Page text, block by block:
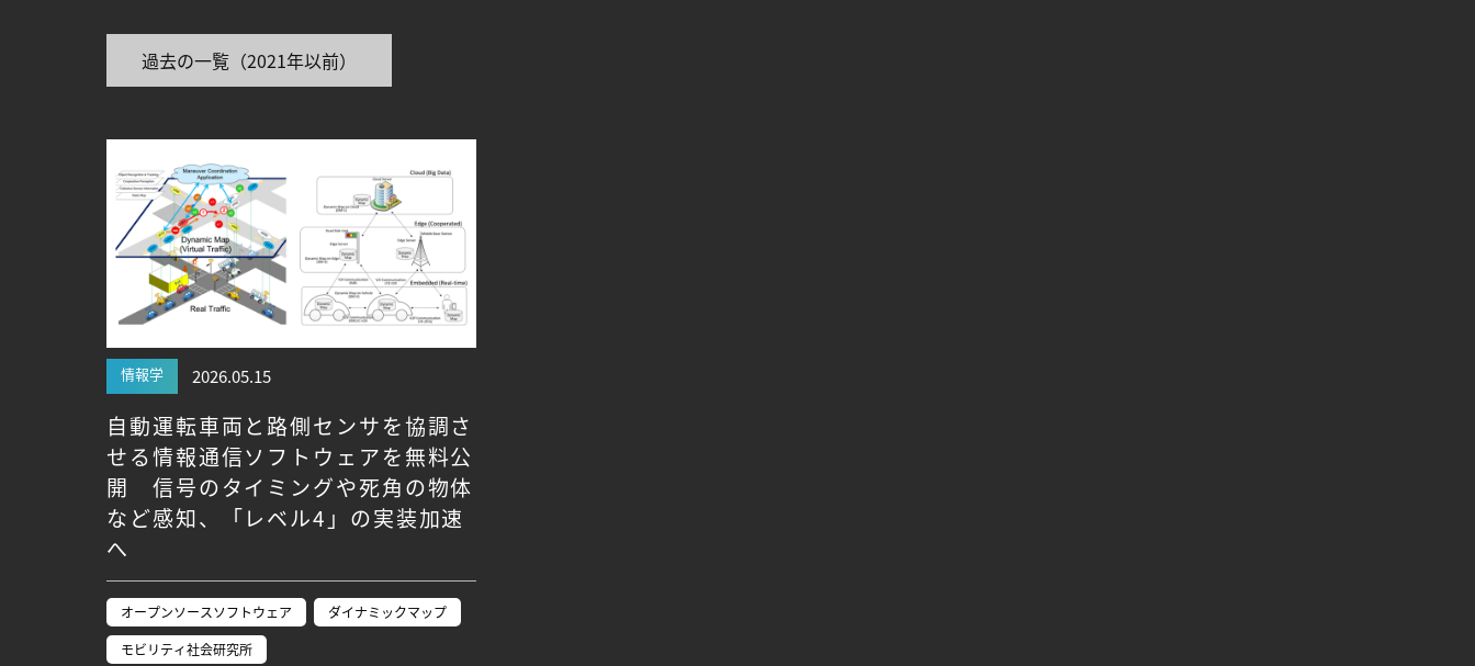
Researchers' VOICE
Links
名古屋大学 名古屋大学基金 研究者総覧
過去の一覧（2021年以前）
情報学 2026.05.15
自動運転車両と路側センサを協調さ
せる情報通信ソフトウェアを無料公
開 信号のタイミングや死角の物体
など感知、「レベル4」の実装加速
へ
オープンソースソフトウェア
ダイナミックマップ
モビリティ社会研究所